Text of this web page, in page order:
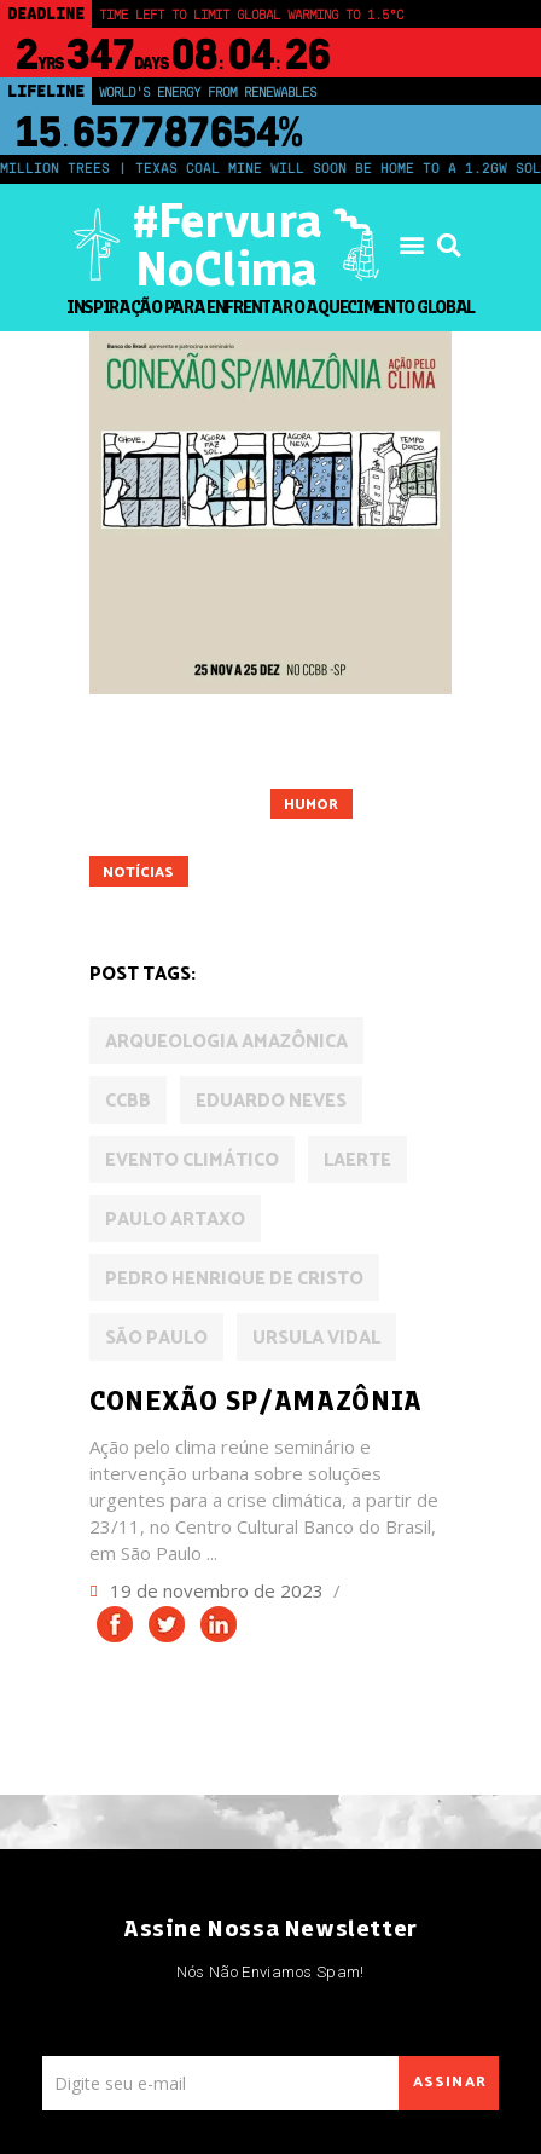
DEADLINE TIME LEFT TO LIMIT GLOBAL WARMING TO 1.5°C
2YRS347DAYS 08: 04: 26
LIFELINE WORLD'S ENERGY FROM RENEWABLES
15. 657787659%
TREES | TEXAS COAL MINE WILL SOON BE HOME TO A 1.2GW
#Fervura
NoClima
INSPIRAÇÃO PARA ENFRENTAR O AQUECIMENTO GLOBAL
HUMOR
NOTÍCIAS
POST TAGS:
ARQUEOLOGIA AMAZÔNICA
CCBB
EDUARDO NEVES
EVENTO CLIMÁTICO
LAERTE
PAULO ARTAXO
PEDRO HENRIQUE DE CRISTO
SÃO PAULO
URSULA VIDAL
CONEXÃO SP/AMAZÔNIA
Ação pelo clima reúne seminário e
intervenção urbana sobre soluções
urgentes para a crise climática, a partir de
23/11, no Centro Cultural Banco do Brasil,
em São Paulo
19 de novembro de 2023
Assine Nossa Newsletter
Nós Não Enviamos Spam!
ASSINAR